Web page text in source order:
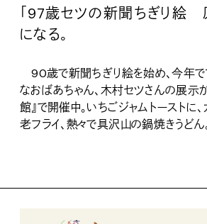
「97歳セツの新聞ちぎり絵
になる。
90歳で新聞ちぎり絵を始め、今年
なおばあちゃん、木村セツさんの展示
館』で開催中。いちごジャムトーストに
老フライ、熱々で具沢山の鍋焼きうどん